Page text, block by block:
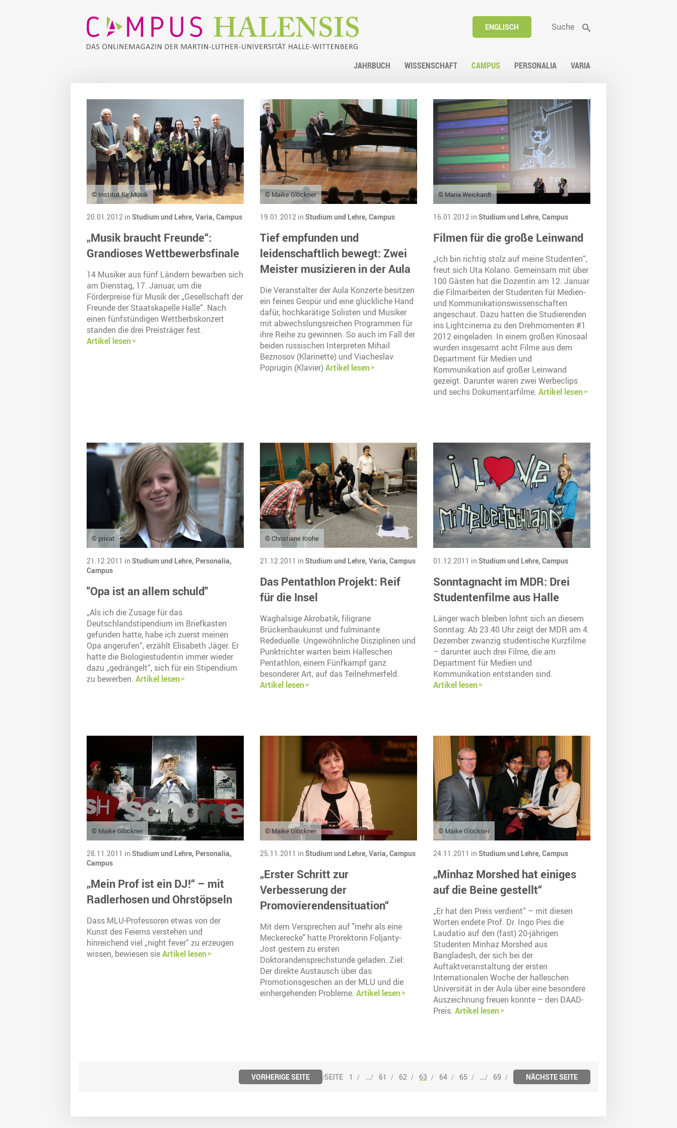
ENGLISCH Suche
JAHRBUCH WISSENSCHAFT CAMPUS PERSONALIA VARIA
© Institut für Musik
20.01.2012 in Studium und Lehre, Varia, Campus
„Musik braucht Freunde“:
Grandioses Wettbewerbsfinale
14 Musiker aus fünf Ländern bewarben sich
am Dienstag, 17. Januar, um die
Förderpreise für Musik der „Gesellschaft der
Freunde der Staatskapelle Halle“. Nach
einen fünfstündigen Wettberbskonzert
standen die drei Preisträger fest.
Artikel lesen
© Maike Glöckner
19.01.2012 in Studium und Lehre, Campus
Tief empfunden und
leidenschaftlich bewegt: Zwei
Meister musizieren in der Aula
Die Veranstalter der Aula Konzerte besitzen
ein feines Gespür und eine glückliche Hand
dafür, hochkarätige Solisten und Musiker
mit abwechslungsreichen Programmen für
ihre Reihe zu gewinnen. So auch im Fall der
beiden russischen Interpreten Mihail
Beznosov (Klarinette) und Viacheslav
Poprugin (Klavier)Artikel lesen
© Maria Weickardt
16.01.2012 in Studium und Lehre, Campus
Filmen für die große Leinwand
„Ich bin richtig stolz auf meine Studenten“,
freut sich Uta Kolano. Gemeinsam mit über
100 Gästen hat die Dozentin am 12. Januar
die Filmarbeiten der Studenten für Medien-
und Kommunikationswissenschaften
angeschaut. Dazu hatten die Studierenden
ins Lightcinema zu den Drehmomenten #1
2012 eingeladen. In einem großen Kinosaal
wurden insgesamt acht Filme aus dem
Department für Medien und
Kommunikation auf großer Leinwand
gezeigt. Darunter waren zwei Werbeclips
und sechs Dokumentarfilme. Artikel lesen
© privat
21.12.2011 in Studium und Lehre, Personalia,
Campus
"Opa ist an allem schuld"
„Als ich die Zusage für das
Deutschlandstipendium im Briefkasten
gefunden hatte, habe ich zuerst meinen
Opa angerufen“, erzählt Elisabeth Jäger. Er
hatte die Biologiestudentin immer wieder
dazu „gedrängelt“, sich für ein Stipendium
zu bewerben. Artikel lesen
© Christiane Krohe
21.12.2011 in Studium und Lehre, Varia, Campus
Das Pentathlon Projekt: Reif
für die Insel
Waghalsige Akrobatik, filigrane
Brückenbaukunst und fulminante
Rededuelle. Ungewöhnliche Disziplinen und
Punktrichter warten beim Halleschen
Pentathlon, einem Fünfkampf ganz
besonderer Art, auf das Teilnehmerfeld.
Artikel lesen
01.12.2011 in Studium und Lehre, Campus
Sonntagnacht im MDR: Drei
Studentenfilme aus Halle
Länger wach bleiben lohnt sich an diesem
Sonntag: Ab 23.40 Uhr zeigt der MDR am 4.
Dezember zwanzig studentische Kurzfilme
– darunter auch drei Filme, die am
Department für Medien und
Kommunikation entstanden sind.
Artikel lesen
© Maike Glöckner
28.11.2011 in Studium und Lehre, Personalia,
Campus
„Mein Prof ist ein DJ!“ – mit
Radlerhosen und Ohrstöpseln
Dass MLU-Professoren etwas von der
Kunst des Feierns verstehen und
hinreichend viel „night fever“ zu erzeugen
wissen, bewiesen sieArtikel lesen
© Maike Glöckner
25.11.2011 in Studium und Lehre, Varia, Campus
„Erster Schritt zur
Verbesserung der
Promovierendensituation“
Mit dem Versprechen auf "mehr als eine
Meckerecke" hatte Prorektorin Foljanty-
Jost gestern zu ersten
Doktorandensprechstunde geladen. Ziel:
Der direkte Austausch über das
Promotionsgeschen an der MLU und die
einhergehenden Probleme. Artikel lesen
© Maike Glöckner
24.11.2011 in Studium und Lehre, Campus
„Minhaz Morshed hat einiges
auf die Beine gestellt“
„Er hat den Preis verdient“ – mit diesen
Worten endete Prof. Dr. Ingo Pies die
Laudatio auf den (fast) 20-jährigen
Studenten Minhaz Morshed aus
Bangladesh, der sich bei der
Auftaktveranstaltung der ersten
Internationalen Woche der halleschen
Universität in der Aula über eine besondere
Auszeichnung freuen konnte – den DAAD-
Preis. Artikel lesen
VORHERIGE SEITE 1 … 61 62 63 64 65 … 69 NÄCHSTE SEITE